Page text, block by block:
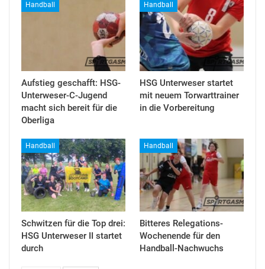
Handball
Aufstieg geschafft: HSG-
Unterweser-C-Jugend
macht sich bereit für die
Oberliga
Handball
HSG Unterweser startet
mit neuem Torwarttrainer
in die Vorbereitung
Handball
Schwitzen für die Top drei:
HSG Unterweser II startet
durch
Handball
Bitteres Relegations-
Wochenende für den
Handball-Nachwuchs